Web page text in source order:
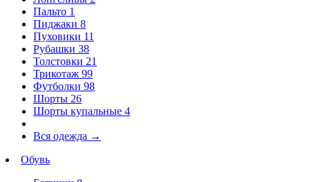
Пальто 1
Пиджаки 8
Пуховики 11
Рубашки 38
Толстовки 21
Трикотаж 99
Футболки 98
Шорты 26
Шорты купальные 4
Вся одежда →
Обувь